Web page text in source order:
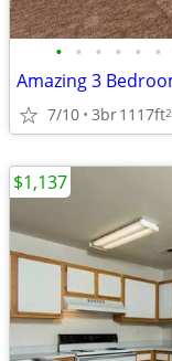
• • • • • •
7/10 3br1117ft2
$1,137